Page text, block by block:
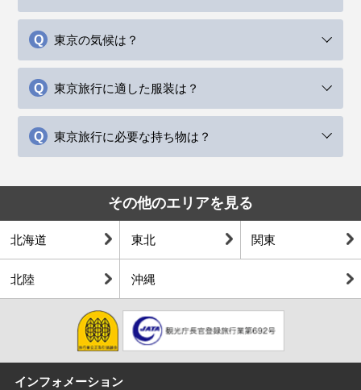
東京の気候は？
東京旅行に適した服装は？
東京旅行に必要な持ち物は？
その他のエリアを見る
北海道 東北 関東
北陸 沖縄
インフォメーション